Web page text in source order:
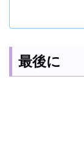
最後に